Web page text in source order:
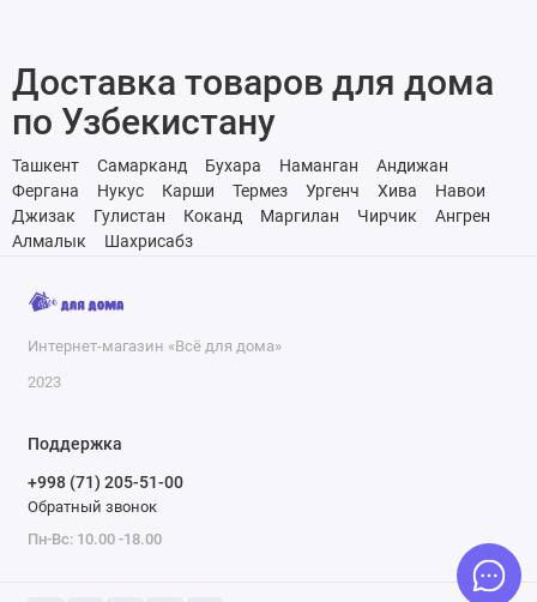
Доставка товаров для дома
по Узбекистану
Ташкент Самарканд Бухара Наманган
Андижан
Фергана
Нукус Карши Термез Ургенч Хива
Навои
Джизак
Гулистан Коканд Маргилан Чирчик
Ангрен
Алмалык
Шахрисабз
Интернет-магазин «Всё для дома»
2023
Поддержка
+998 (71) 205-51-00
Обратный звонок
Пн-Вс: 10.00 -18.00